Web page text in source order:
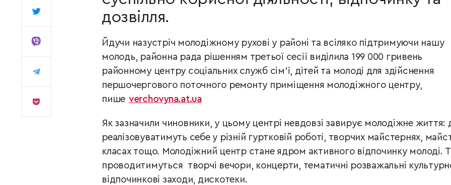
дозвілля.
Йдучи назустріч молодіжному рухові у районі та всіляко підтримуючи нашу
молодь, районна рада рішенням третьої сесії виділила 199 000 гривень
районному центру соціальних служб сім'ї, дітей та молоді для здійснення
першочергового поточного ремонту приміщення молодіжного центру,
пише verchovyna.at.ua
Як зазначили чиновники, у цьому центрі невдовзі завирує молодіжне життя:
реалізовуватимуть себе у різній гуртковій роботі, творчих майстернях,
класах тощо. Молодіжний центр стане ядром активного відпочинку молоді.
проводитимуться творчі вечори, концерти, тематичні розважальні
відпочинкові заходи, дискотеки.